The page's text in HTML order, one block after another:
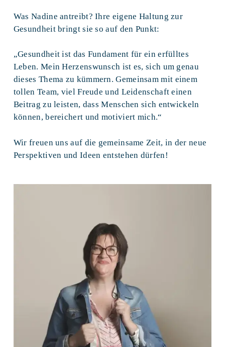
Was Nadine antreibt? Ihre eigene Haltung zur
Gesundheit bringt sie so auf den Punkt:
„Gesundheit ist das Fundament für ein erfülltes
Leben. Mein Herzenswunsch ist es, sich um genau
dieses Thema zu kümmern. Gemeinsam mit einem
tollen Team, viel Freude und Leidenschaft einen
Beitrag zu leisten, dass Menschen sich entwickeln
können, bereichert und motiviert mich.“
Wir freuen uns auf die gemeinsame Zeit, in der neue
Perspektiven und Ideen entstehen dürfen!